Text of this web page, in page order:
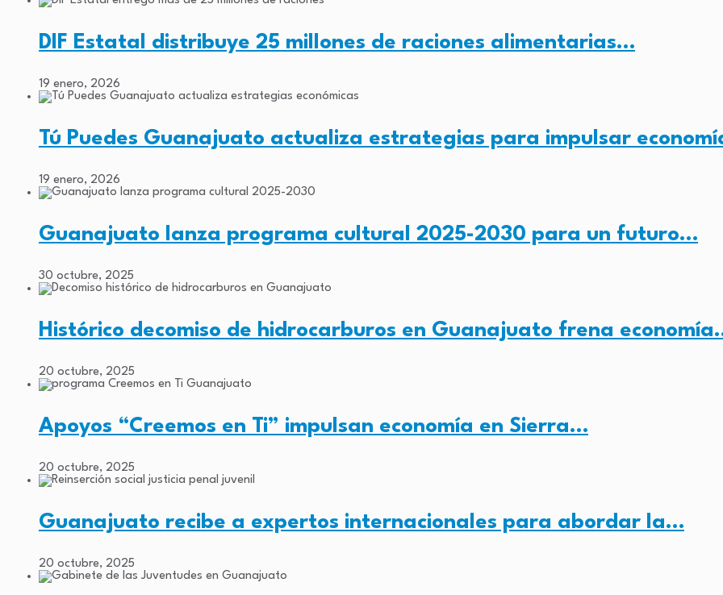
DIF Estatal distribuye 25 millones de raciones alimentarias…
19 enero, 2026
Tú Puedes Guanajuato actualiza estrategias para impulsar
19 enero, 2026
Guanajuato lanza programa cultural 2025-2030 para un futuro…
30 octubre, 2025
Histórico decomiso de hidrocarburos en Guanajuato frena
20 octubre, 2025
Apoyos “Creemos en Ti” impulsan economía en Sierra…
20 octubre, 2025
Guanajuato recibe a expertos internacionales para abordar la…
20 octubre, 2025